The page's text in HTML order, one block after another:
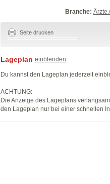
Branche: Ärzte
Seite drucken
Lageplan einblenden
Du kannst den Lageplan jederzeit
ACHTUNG:
Die Anzeige des Lageplans
den Lageplan nur bei einer schnellen